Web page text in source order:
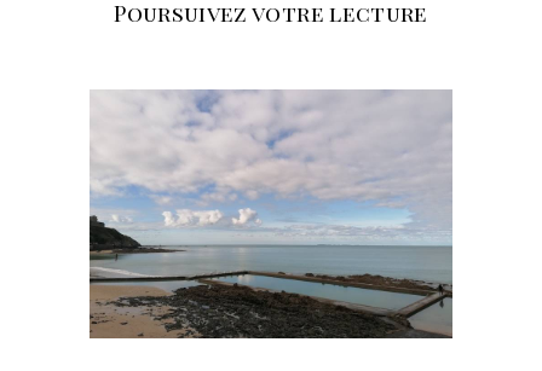
Poursuivez votre lecture